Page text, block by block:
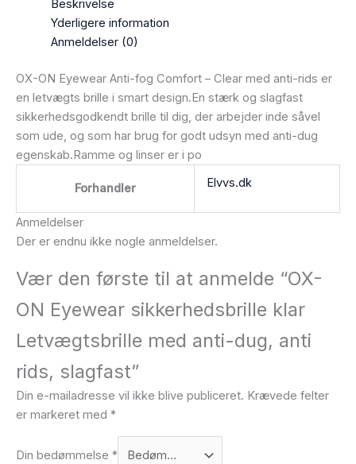
Beskrivelse
Yderligere information
Anmeldelser (0)
OX-ON Eyewear Anti-fog Comfort – Clear med anti-rids er
en letvægts brille i smart design.En stærk og slagfast
sikkerhedsgodkendt brille til dig, der arbejder inde såvel
som ude, og som har brug for godt udsyn med anti-dug
egenskab.Ramme og linser er i po
Forhandler Elvvs.dk
Anmeldelser
Der er endnu ikke nogle anmeldelser.
Vær den første til at anmelde “OX-
ON Eyewear sikkerhedsbrille klar
Letvægtsbrille med anti-dug, anti
rids, slagfast”
Din e-mailadresse vil ikke blive publiceret. Krævede felter
er markeret med *
Din bedømmelse *